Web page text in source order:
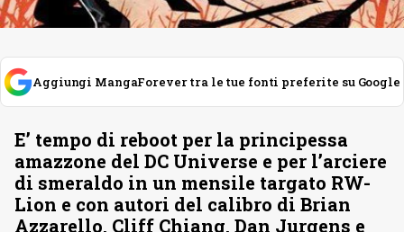
Aggiungi MangaForever tra le tue fonti preferite su Google
E’ tempo di reboot per la principessa
amazzone del DC Universe e per l’arciere
di smeraldo in un mensile targato RW-
Lion e con autori del calibro di Brian
Azzarello, Cliff Chiang, Dan Jurgens e